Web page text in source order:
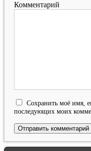
Комментарий
Сохранить моё имя,
последующих моих